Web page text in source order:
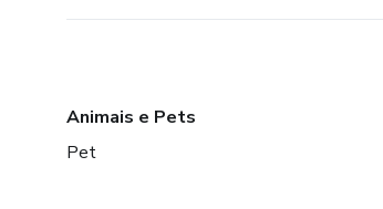
Animais e Pets
Pet